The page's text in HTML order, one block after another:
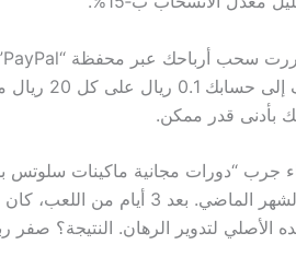
على كل
بأدنى قدر ممكن.